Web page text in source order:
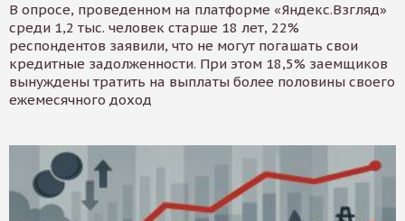
В опросе, проведенном на платформе «Яндекс.Взгляд»
среди 1,2 тыс. человек старше 18 лет, 22%
респондентов заявили, что не могут погашать свои
кредитные задолженности. При этом 18,5% заемщиков
вынуждены тратить на выплаты более половины своего
ежемесячного доход